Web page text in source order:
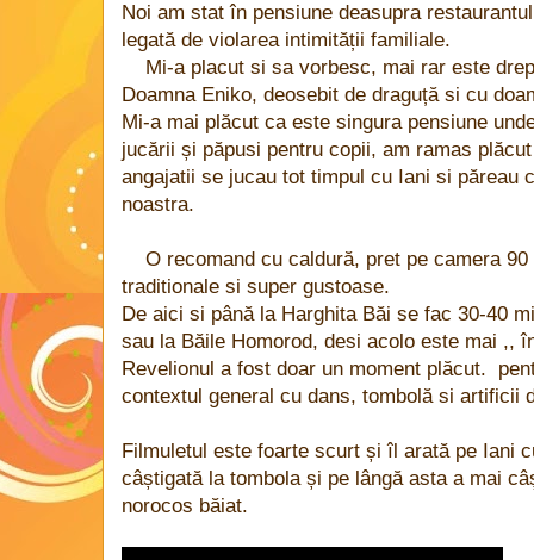
Noi am stat în pensiune deasupra
legată de violarea intimității familiale.
Mi-a placut si sa vorbesc, mai rar este
Doamna Eniko, deosebit de draguță si cu
Mi-a mai plăcut ca este singura pensiune
jucării și păpusi pentru copii, am ramas
angajatii se jucau tot timpul cu Iani si păreau
noastra.
O recomand cu caldură, pret pe camera
traditionale si super gustoase.
De aici si până la Harghita Băi se fac 30-40
sau la Băile Homorod, desi acolo este mai ,,
Revelionul a fost doar un moment plăcut.
contextul general cu dans, tombolă si artificii
Filmuletul este foarte scurt și îl arată pe Iani
câștigată la tombola și pe lângă asta a mai
norocos băiat.